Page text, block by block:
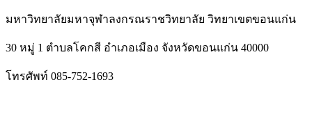
มหาวิทยาลัยมหาจุฬาลงกรณราชวิทยาลัย วิทยาเขตขอนแก่น
30 หมู่ 1 ตำบลโคกสี อำเภอเมือง จังหวัดขอนแก่น 40000
โทรศัพท์ 085-752-1693